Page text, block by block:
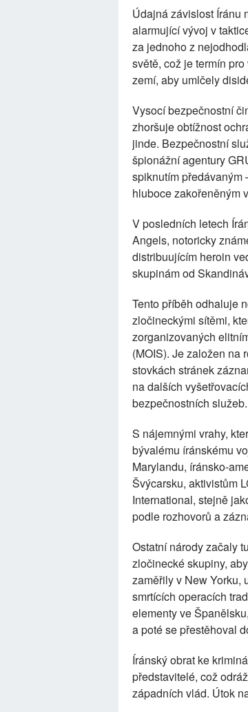
Údajná závislost Íránu
alarmující vývoj v
za jednoho z
světě, což je termín
zemí, aby umlčely
Vysocí bezpečnostní
zhoršuje obtížnost
jinde. Bezpečnostní
špionážní agentury
spiknutím předávaným
hluboce zakořeněným
V posledních letech
Angels, notoricky
distribuujícím heroin
skupinám od
Tento příběh odhaluje
zločineckými sítěmi,
zorganizovaných
(MOIS). Je založen na
stovkách stránek
na dalších
bezpečnostních služeb.
S nájemnými vrahy,
bývalému íránskému
Marylandu, íránsko-
Švýcarsku, aktivistům
International, stejně
podle rozhovorů a
Ostatní národy začaly
zločinecké skupiny,
zaměřily v New Yorku,
smrtících operacích
elementy ve
a poté se přestěhoval
Íránský obrat ke
představitelé, což
západních vlád. Útok